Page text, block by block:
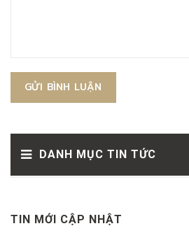
DANH MỤC TIN TỨC
TIN MỚI CẬP NHẬT
GỬI BÌNH LUẬN